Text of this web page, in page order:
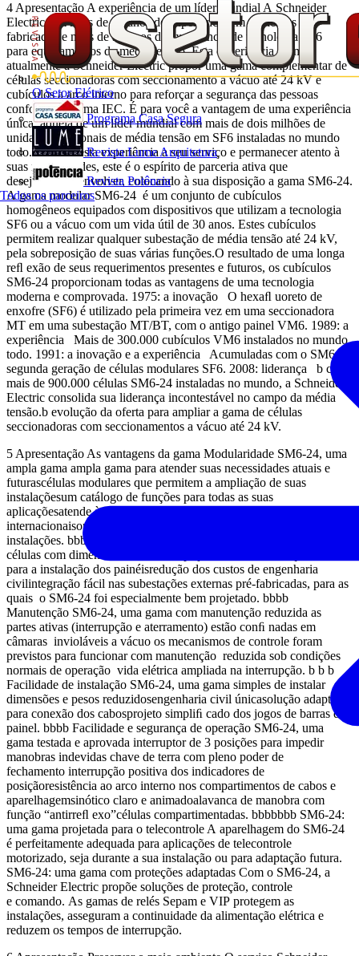
O Setor Elétrico
Programa Casa Segura
Revista Lume Arquitetura
Revista Potência
Todos os parceiros
4 Apresentação A experiência de um líder mundial A Schneider
Electric tem mais de 40 anos de experiência em cubículos pré-
fabricados e mais de 30 anos de experiência de tecnologia SF6
para equipamentos de média tensão. Esta experiência permite
atualmente à Schneider Electric propor uma gama complementar de
células seccionadoras com seccionamento a vácuo até 24 kV e
cubículos a arco interno para reforçar a segurança das pessoas
conforme a norma IEC. É para você a vantagem de uma experiência
única, aquela de um líder mundial com mais de dois milhões de
unidades funcionais de média tensão em SF6 instaladas no mundo
todo. Colocar esta experiência a seu serviço e permanecer atento à
suas necessidades, este é o espírito de parceria ativa que
desejamos desenvolver, colocando à sua disposição a gama SM6-24.
A gama modular SM6-24 é um conjunto de cubículos
homogêneos equipados com dispositivos que utilizam a tecnologia
SF6 ou a vácuo com um vida útil de 30 anos. Estes cubículos
permitem realizar qualquer subestação de média tensão até 24 kV,
pela sobreposição de suas várias funções.O resultado de uma longa
reﬂ exão de seus requerimentos presentes e futuros, os cubículos
SM6-24 proporcionam todas as vantagens de uma tecnologia
moderna e comprovada. 1975: a inovação O hexaﬂ uoreto de
enxofre (SF6) é utilizado pela primeira vez em uma seccionadora
MT em uma subestação MT/BT, com o antigo painel VM6. 1989: a
experiência Mais de 300.000 cubículos VM6 instalados no mundo
todo. 1991: a inovação e a experiência Acumuladas com o SM6,
segunda geração de células modulares SF6. 2008: liderança b com
mais de 900.000 células SM6-24 instaladas no mundo, a Schneider
Electric consolida sua liderança incontestável no campo da média
tensão.b evolução da oferta para ampliar a gama de células
seccionadoras com seccionamentos a vácuo até 24 kV.
5 Apresentação As vantagens da gama Modularidade SM6-24, uma
ampla gama ampla gama para atender suas necessidades atuais e
futurascélulas modulares que permitem a ampliação de suas
instalaçõesum catálogo de funções para todas as suas
aplicaçõesatende às recomendações das normas nacionais e
internacionaisopções para antecipar o telecontrole de suas
instalações. bbbbb Tamanho reduzido SM6-24, uma gama otimizada
células com dimensões reduzidasespaço racionalizado requerido
para a instalação dos painéisredução dos custos de engenharia
civilintegração fácil nas subestações externas pré-fabricadas, para as
quais o SM6-24 foi especialmente bem projetado. bbbb
Manutenção SM6-24, uma gama com manutenção reduzida as
partes ativas (interrupção e aterramento) estão conﬁ nadas em
câmaras invioláveis a vácuo os mecanismos de controle foram
previstos para funcionar com manutenção reduzida sob condições
normais de operação vida elétrica ampliada na interrupção. b b b
Facilidade de instalação SM6-24, uma gama simples de instalar
dimensões e pesos reduzidosengenharia civil únicasolução adaptada
para conexão dos cabosprojeto simpliﬁ cado dos jogos de barras do
painel. bbbb Facilidade e segurança de operação SM6-24, uma
gama testada e aprovada interruptor de 3 posições para impedir
manobras indevidas chave de terra com pleno poder de
fechamento interrupção positiva dos indicadores de
posiçãoresistência ao arco interno nos compartimentos de cabos e
aparelhagemsinótico claro e animadoalavanca de manobra com
função “antirreﬂ exo”células compartimentadas. bbbbbbb SM6-24:
uma gama projetada para o telecontrole A aparelhagem do SM6-24
é perfeitamente adequada para aplicações de telecontrole
motorizado, seja durante a sua instalação ou para adaptação futura.
SM6-24: uma gama com proteções adaptadas Com o SM6-24, a
Schneider Electric propõe soluções de proteção, controle
e comando. As gamas de relés Sepam e VIP protegem as
instalações, asseguram a continuidade da alimentação elétrica e
reduzem os tempos de interrupção.